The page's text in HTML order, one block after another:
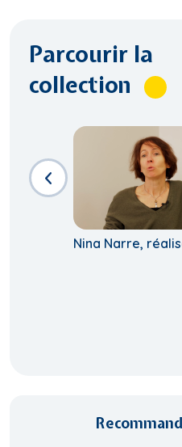
Parcourir la
collection
Nina Narre,